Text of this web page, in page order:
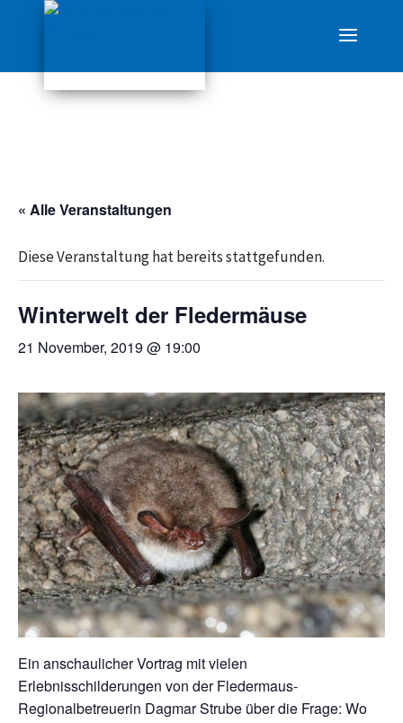
« Alle Veranstaltungen
Diese Veranstaltung hat bereits stattgefunden.
Winterwelt der Fledermäuse
21 November, 2019 @ 19:00
Ein anschaulicher Vortrag mit vielen
Erlebnisschilderungen von der Fledermaus-
Regionalbetreuerin Dagmar Strube über die Frage: Wo